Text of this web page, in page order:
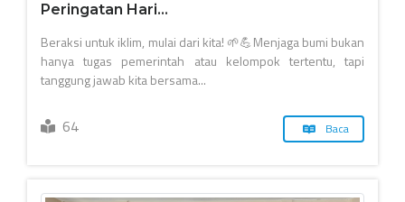
Peringatan Hari...
Beraksi untuk iklim, mulai dari kita! 🌱💪​Menjaga bumi bukan
hanya tugas pemerintah atau kelompok tertentu, tapi
tanggung jawab kita bersama...
64 Baca